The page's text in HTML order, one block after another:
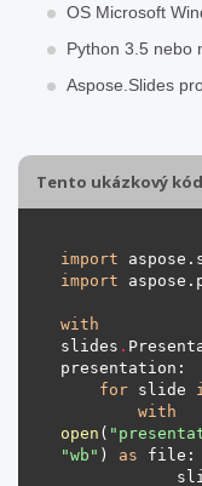
OS Microsoft
Python 3.5 nebo
Aspose.Slides
Tento ukázkový
import
import
with
slides .
for slide
with
open (
"wb" ) as